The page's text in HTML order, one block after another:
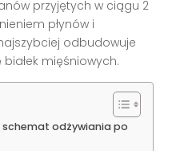
przyjętych w ciągu 2
płynów i
odbudowuje
mięśniowych.
odżywiania po